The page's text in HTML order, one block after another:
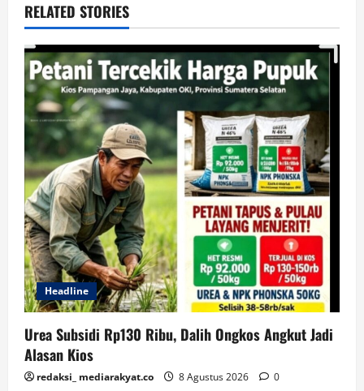
RELATED STORIES
Headline
Urea Subsidi Rp130 Ribu, Dalih Ongkos Angkut Jadi
Alasan Kios
redaksi_ mediarakyat.co 8 Agustus 2026 0